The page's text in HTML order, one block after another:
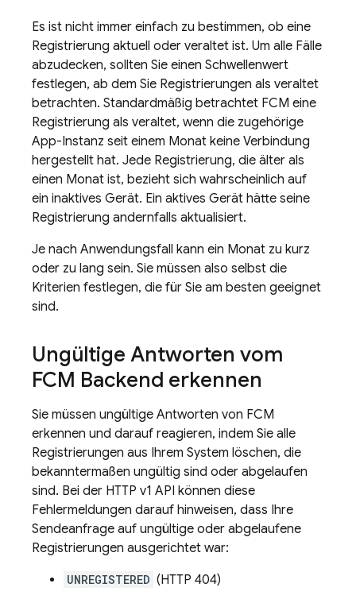
Es ist nicht immer einfach zu bestimmen, ob eine
Registrierung aktuell oder veraltet ist. Um alle Fälle
abzudecken, sollten Sie einen Schwellenwert
festlegen, ab dem Sie Registrierungen als veraltet
betrachten. Standardmäßig betrachtet FCM eine
Registrierung als veraltet, wenn die zugehörige
App-Instanz seit einem Monat keine Verbindung
hergestellt hat. Jede Registrierung, die älter als
einen Monat ist, bezieht sich wahrscheinlich auf
ein inaktives Gerät. Ein aktives Gerät hätte seine
Registrierung andernfalls aktualisiert.
Je nach Anwendungsfall kann ein Monat zu kurz
oder zu lang sein. Sie müssen also selbst die
Kriterien festlegen, die für Sie am besten geeignet
sind.
Ungültige Antworten vom
FCM Backend erkennen
Sie müssen ungültige Antworten von FCM
erkennen und darauf reagieren, indem Sie alle
Registrierungen aus Ihrem System löschen, die
bekanntermaßen ungültig sind oder abgelaufen
sind. Bei der HTTP v1 API können diese
Fehlermeldungen darauf hinweisen, dass Ihre
Sendeanfrage auf ungültige oder abgelaufene
Registrierungen ausgerichtet war:
UNREGISTERED (HTTP 404)